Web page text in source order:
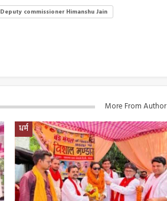
Deputy commissioner Himanshu Jain
More From Author
धर्म